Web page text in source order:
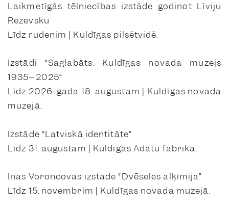
Laikmetīgās tēlniecības izstāde godinot Līviju
Rezevsku
Līdz rudenim | Kuldīgas pilsētvidē.
Izstādi “Saglabāts. Kuldīgas novada muzejs
1935–2025”
Līdz 2026. gada 18. augustam | Kuldīgas novada
muzejā.
Izstāde “Latviskā identitāte”
Līdz 31. augustam | Kuldīgas Adatu fabrikā.
Inas Voroncovas izstāde “Dvēseles alķīmija”
Līdz 15. novembrim | Kuldīgas novada muzejā.